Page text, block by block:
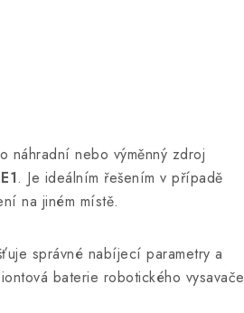
náhradní nebo výměnný zdroj
. Je ideálním řešením v případě
na jiném místě.
správné nabíjecí parametry a
baterie robotického vysavače